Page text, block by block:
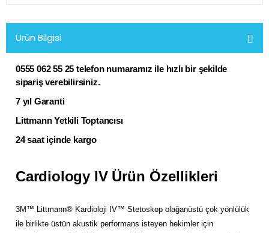
Ürün Bilgisi
0555 062 55 25 telefon numaramız ilehızlı bir şekilde
sipariş verebilirsiniz.
7 yıl Garanti
Littmann Yetkili Toptancısı
24 saat içinde kargo
Cardiology IV Ürün Özellikleri
3M™ Littmann® Kardioloji IV™ Stetoskop olağanüstü çok yönlülük
ile birlikte üstün akustik performans isteyen hekimler için